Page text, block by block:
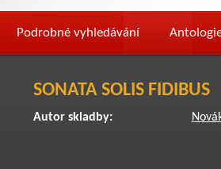
Podrobné vyhledávání
SONATA SOLIS FIDIBUS
Autor skladby: